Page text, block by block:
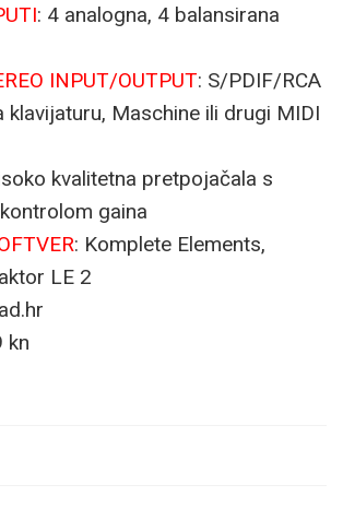
: 4 analogna, 4 balansirana
INPUT/OUTPUT: S/PDIF/RCA
klavijaturu, Maschine ili drugi MIDI
kvalitetna pretpojačala s
gaina
: Komplete Elements,
LE 2
kn